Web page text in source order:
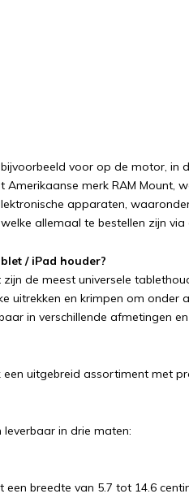
voor op de motor, in
merk RAM Mount,
apparaten,
allemaal te bestellen zijn
/ iPad houder?
de meest universele
uitrekken en krimpen om
in verschillende afmetingen
uitgebreid assortiment met
leverbaar in drie maten:
breedte van 5.7 tot 14.6